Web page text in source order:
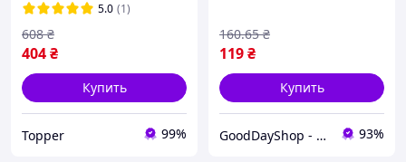
5.0 (1)
404₴
608 ₴
Купить
Topper 99%
безопасности
119₴
160.65 ₴
Купить
GoodDayShop - Онлайн магазин различных товаров 93%